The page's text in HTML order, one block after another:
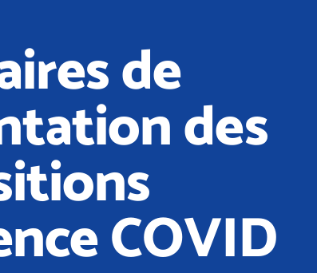
de
des
COVID